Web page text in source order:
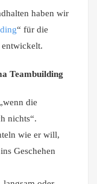
haben wir
“ für die
Teambuilding
die
nichts“.
wie er will,
Geschehen